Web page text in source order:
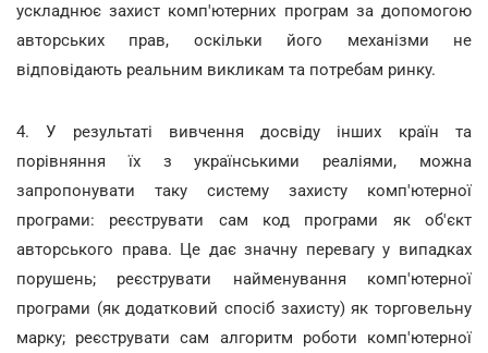
ускладнює захист комп'ютерних програм за допомогою
авторських прав, оскільки його механізми не
відповідають реальним викликам та потребам ринку.
4. У результаті вивчення досвіду інших країн та
порівняння їх з українськими реаліями, можна
запропонувати таку систему захисту комп'ютерної
програми: реєструвати сам код програми як об'єкт
авторського права. Це дає значну перевагу у випадках
порушень; реєструвати найменування комп'ютерної
програми (як додатковий спосіб захисту) як торговельну
марку; реєструвати сам алгоритм роботи комп'ютерної